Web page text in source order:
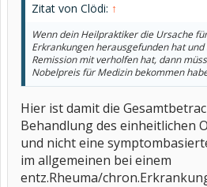
Zitat von Clödi: ↑
Wenn dein Heilpraktiker die Ursache
Erkrankungen herausgefunden hat
Remission mit verholfen hat, dann
Nobelpreis für Medizin bekommen
Hier ist damit die
Behandlung des einheitlichen
und nicht eine
im allgemeinen bei einem
entz.Rheuma/